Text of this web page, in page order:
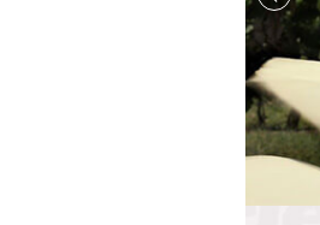
Piper-Heidsieck